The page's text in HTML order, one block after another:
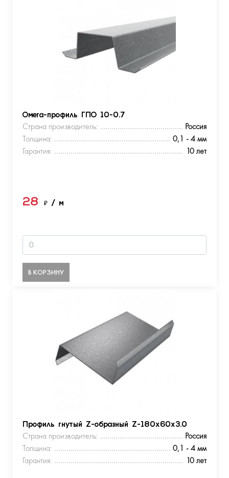
Омега-профиль ГПО 10-0.7
Страна производитель:
Россия
Толщина:
0,1 - 4 мм
Гарантия:
10 лет
28 ₽ / м
В КОРЗИНУ
Профиль гнутый Z-образный Z-180х60х3.0
Страна производитель:
Россия
Толщина:
0,1 - 4 мм
Гарантия:
10 лет